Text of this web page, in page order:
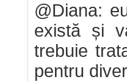
@Diana:
există și
trebuie
pentru